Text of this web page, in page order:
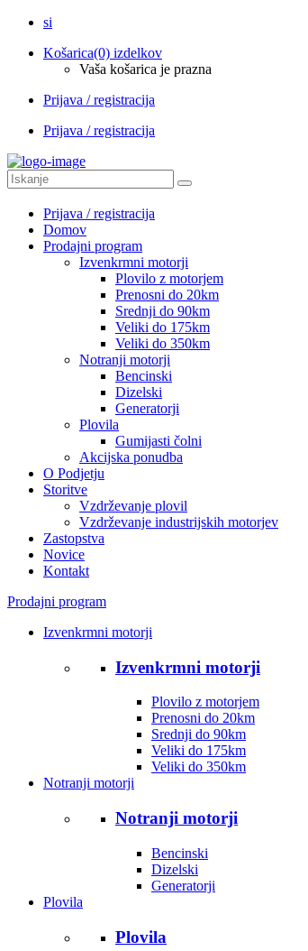
si
Košarica(0) izdelkov
Vaša košarica je prazna
Prijava / registracija
Prijava / registracija
Prijava / registracija
Domov
Prodajni program
Izvenkrmni motorji
Plovilo z motorjem
Prenosni do 20km
Srednji do 90km
Veliki do 175km
Veliki do 350km
Notranji motorji
Bencinski
Dizelski
Generatorji
Plovila
Gumijasti čolni
Akcijska ponudba
O Podjetju
Storitve
Vzdrževanje plovil
Vzdrževanje industrijskih motorjev
Zastopstva
Novice
Kontakt
Prodajni program
Izvenkrmni motorji
Izvenkrmni motorji
Plovilo z motorjem
Prenosni do 20km
Srednji do 90km
Veliki do 175km
Veliki do 350km
Notranji motorji
Notranji motorji
Bencinski
Dizelski
Generatorji
Plovila
Plovila